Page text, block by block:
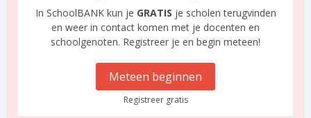
In SchoolBANK kun je GRATIS je scholen terugvinden
en weer in contact komen met je docenten en
schoolgenoten. Registreer je en begin meteen!
Meteen beginnen
Registreer gratis